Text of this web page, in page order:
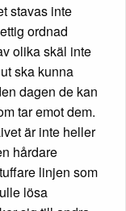
stavas inte
ordnad
olika skäl inte
ska kunna
dagen de kan
tar emot dem.
är inte heller
hårdare
linjen som
lösa